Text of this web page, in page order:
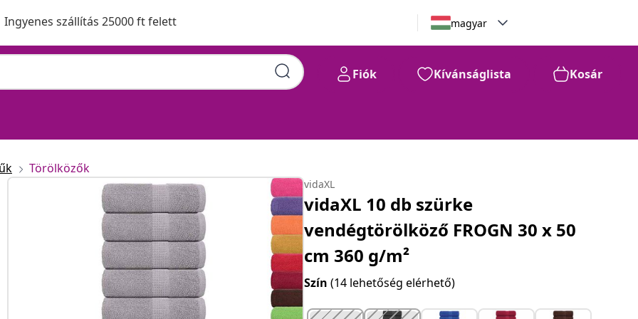
Ingyenes szállítás 25000 ft felett magyar
Fiók Kívánságlista Kosár
Törölközők
vidaXL
vidaXL 10 db szürke
vendégtörölköző FROGN 30 x 50
cm 360 g/m²
Szín(14 lehetőség elérhető)